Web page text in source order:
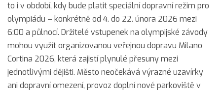
to i v období, kdy bude platit speciální dopravní režim pro
olympiádu – konkrétně od 4. do 22. února 2026 mezi
6:00 a půlnocí. Držitelé vstupenek na olympijské závody
mohou využít organizovanou veřejnou dopravu Milano
Cortina 2026, která zajistí plynulé přesuny mezi
jednotlivými dějišti. Město neočekává výrazné uzavírky
ani dopravní omezení, provoz doplní nové parkoviště v